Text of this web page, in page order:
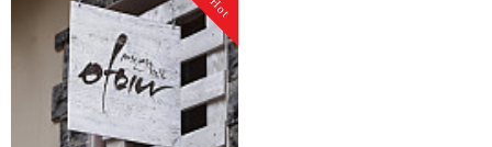
Hot